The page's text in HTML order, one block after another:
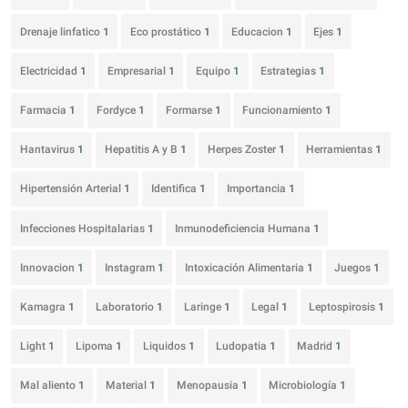
Drenaje linfatico 1 Eco prostático 1 Educacion 1 Ejes 1
Electricidad 1 Empresarial 1 Equipo 1 Estrategias 1
Farmacia 1 Fordyce 1 Formarse 1 Funcionamiento 1
Hantavirus 1 Hepatitis A y B 1 Herpes Zoster 1 Herramientas 1
Hipertensión Arterial 1 Identifica 1 Importancia 1
Infecciones Hospitalarias 1 Inmunodeficiencia Humana 1
Innovacion 1 Instagram 1 Intoxicación Alimentaria 1 Juegos 1
Kamagra 1 Laboratorio 1 Laringe 1 Legal 1 Leptospirosis 1
Light 1 Lipoma 1 Liquidos 1 Ludopatia 1 Madrid 1
Mal aliento 1 Material 1 Menopausia 1 Microbiología 1